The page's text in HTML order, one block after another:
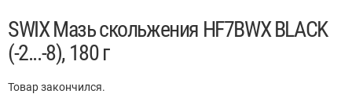
SWIX Мазь скольжения HF7BWX BLACK
(-2...-8), 180 г
Товар закончился.